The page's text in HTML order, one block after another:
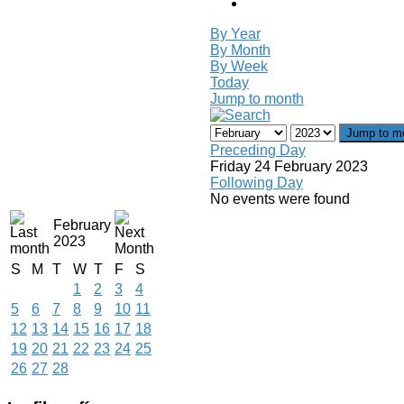
By Year
By Month
By Week
Today
Jump to month
Jump to
Preceding Day
Friday 24 February 2023
Following Day
No events were found
February
2023
S
M T W T F
S
1
2 3
4
5
6 7 8 9 10 11
12 13 14 15 16 17 18
19 20 21 22 23 24 25
26 27 28